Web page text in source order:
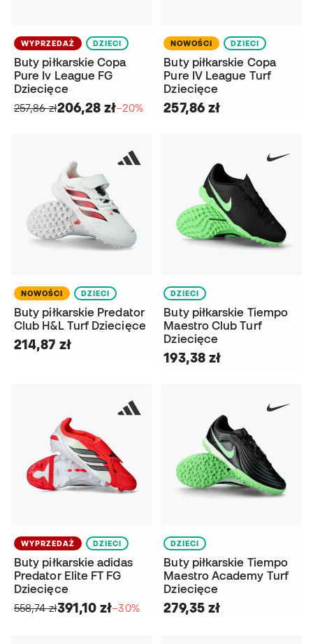
WYPRZEDAŻ DZIECI
Buty piłkarskie Copa
Pure Iv League FG
Dziecięce
257,86 zł206,28 zł−20%
NOWOŚCI DZIECI
Buty piłkarskie Copa
Pure IV League Turf
Dziecięce
257,86 zł
NOWOŚCI DZIECI
Buty piłkarskie Predator
Club H&L Turf Dziecięce
214,87 zł
DZIECI
Buty piłkarskie Tiempo
Maestro Club Turf
Dziecięce
193,38 zł
WYPRZEDAŻ DZIECI
Buty piłkarskie adidas
Predator Elite FT FG
Dziecięce
558,74 zł391,10 zł−30%
DZIECI
Buty piłkarskie Tiempo
Maestro Academy Turf
Dziecięce
279,35 zł